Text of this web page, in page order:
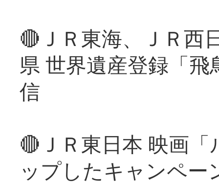
🔴ＪＲ東海、ＪＲ西
県 世界遺産登録「
信
🔴ＪＲ東日本 映画
ップしたキャンペー